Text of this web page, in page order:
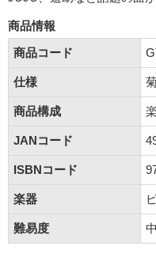
商品情報
商品コード
仕様
商品構成
JANコード
ISBNコード
楽器
難易度